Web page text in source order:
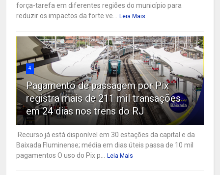
força-tarefa em diferentes regiões do município para
reduzir os impactos da forte ve... Leia Mais
4
Pagamento de passagem por Pix
registra mais de 211 mil transações
em 24 dias nos trens do RJ
Recurso já está disponível em 30 estações da capital e da
Baixada Fluminense; média em dias úteis passa de 10 mil
pagamentos O uso do Pix p... Leia Mais